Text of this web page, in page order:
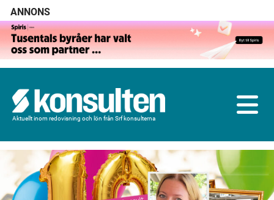
ANNONS
Aktuellt inom redovisning och lön från Srf konsulterna